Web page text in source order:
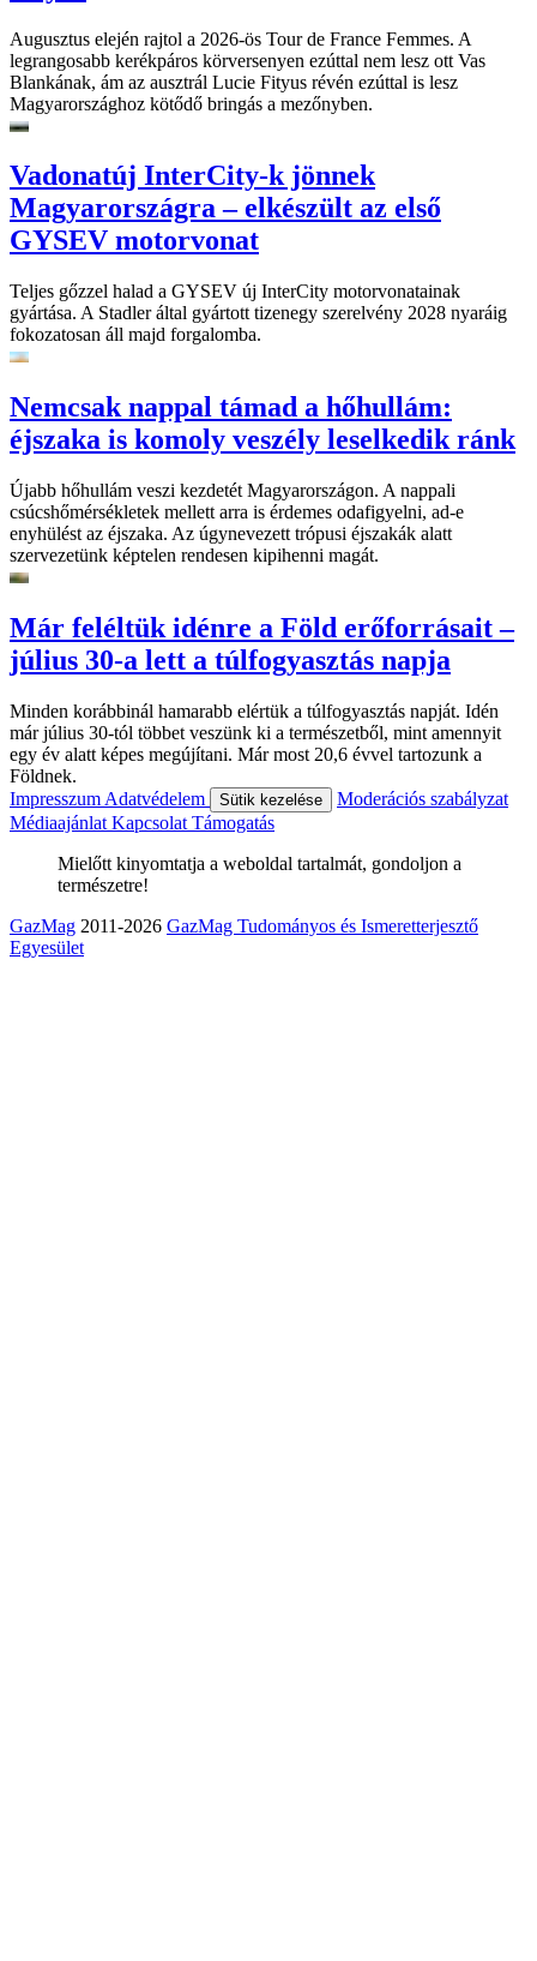
Augusztus elején rajtol a 2026-ös Tour de France Femmes. A
legrangosabb kerékpáros körversenyen ezúttal nem lesz ott Vas
Blankának, ám az ausztrál Lucie Fityus révén ezúttal is lesz
Magyarországhoz kötődő bringás a mezőnyben.
Vadonatúj InterCity-k jönnek
Magyarországra – elkészült az első
GYSEV motorvonat
Teljes gőzzel halad a GYSEV új InterCity motorvonatainak
gyártása. A Stadler által gyártott tizenegy szerelvény 2028 nyaráig
fokozatosan áll majd forgalomba.
Nemcsak nappal támad a hőhullám:
éjszaka is komoly veszély leselkedik ránk
Újabb hőhullám veszi kezdetét Magyarországon. A nappali
csúcshőmérsékletek mellett arra is érdemes odafigyelni, ad-e
enyhülést az éjszaka. Az úgynevezett trópusi éjszakák alatt
szervezetünk képtelen rendesen kipihenni magát.
Már feléltük idénre a Föld erőforrásait –
július 30-a lett a túlfogyasztás napja
Minden korábbinál hamarabb elértük a túlfogyasztás napját. Idén
már július 30-tól többet veszünk ki a természetből, mint amennyit
egy év alatt képes megújítani. Már most 20,6 évvel tartozunk a
Földnek.
Impresszum Adatvédelem Sütik kezelése
Moderációs szabályzat
Médiaajánlat Kapcsolat Támogatás
Mielőtt kinyomtatja a weboldal tartalmát, gondoljon a
természetre!
GazMag 2011-2026 GazMag Tudományos és Ismeretterjesztő
Egyesület